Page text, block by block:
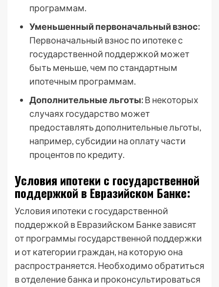
программам.
Уменьшенный первоначальный взнос:
Первоначальный взнос по ипотеке с
государственной поддержкой может
быть меньше, чем по стандартным
ипотечным программам.
Дополнительные льготы:В некоторых
случаях государство может
предоставлять дополнительные льготы,
например, субсидии на оплату части
процентов по кредиту.
Условия ипотеки с государственной
поддержкой в Евразийском Банке:
Условия ипотеки с государственной
поддержкой в Евразийском Банке зависят
от программы государственной поддержки
и от категории граждан, на которую она
распространяется. Необходимо обратиться
в отделение банка и проконсультироваться